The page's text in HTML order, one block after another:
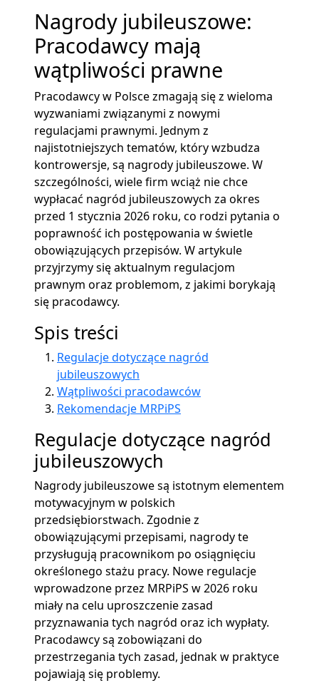
Nagrody jubileuszowe:
Pracodawcy mają
wątpliwości prawne
Pracodawcy w Polsce zmagają się z wieloma
wyzwaniami związanymi z nowymi
regulacjami prawnymi. Jednym z
najistotniejszych tematów, który wzbudza
kontrowersje, są nagrody jubileuszowe. W
szczególności, wiele firm wciąż nie chce
wypłacać nagród jubileuszowych za okres
przed 1 stycznia 2026 roku, co rodzi pytania o
poprawność ich postępowania w świetle
obowiązujących przepisów. W artykule
przyjrzymy się aktualnym regulacjom
prawnym oraz problemom, z jakimi borykają
się pracodawcy.
Spis treści
Regulacje dotyczące nagród
jubileuszowych
Wątpliwości pracodawców
Rekomendacje MRPiPS
Regulacje dotyczące nagród
jubileuszowych
Nagrody jubileuszowe są istotnym elementem
motywacyjnym w polskich
przedsiębiorstwach. Zgodnie z
obowiązującymi przepisami, nagrody te
przysługują pracownikom po osiągnięciu
określonego stażu pracy. Nowe regulacje
wprowadzone przez MRPiPS w 2026 roku
miały na celu uproszczenie zasad
przyznawania tych nagród oraz ich wypłaty.
Pracodawcy są zobowiązani do
przestrzegania tych zasad, jednak w praktyce
pojawiają się problemy.